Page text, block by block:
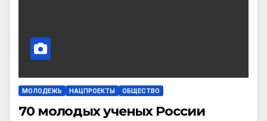
МОЛОДЕЖЬ НАЦПРОЕКТЫ ОБЩЕСТВО
70 молодых ученых России